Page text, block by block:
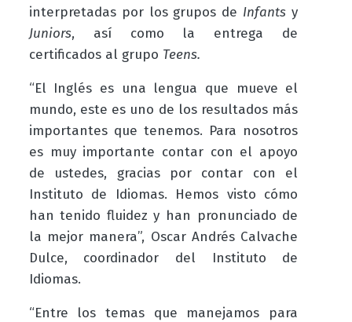
interpretadas por los grupos de Infants y
Juniors, así como la entrega de
certificados al grupo Teens.
“El Inglés es una lengua que mueve el
mundo, este es uno de los resultados más
importantes que tenemos. Para nosotros
es muy importante contar con el apoyo
de ustedes, gracias por contar con el
Instituto de Idiomas. Hemos visto cómo
han tenido fluidez y han pronunciado de
la mejor manera”, Oscar Andrés Calvache
Dulce, coordinador del Instituto de
Idiomas.
“Entre los temas que manejamos para